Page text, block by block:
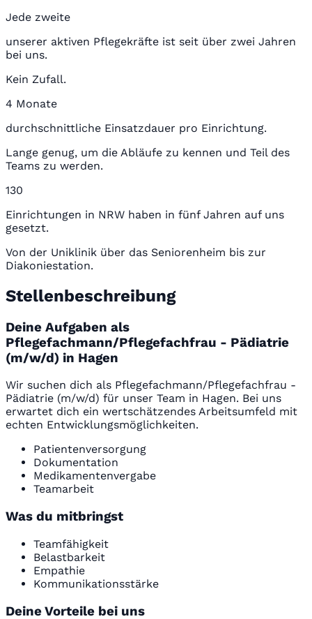
Jede zweite
unserer aktiven Pflegekräfte ist seit über zwei Jahren
bei uns.
Kein Zufall.
4 Monate
durchschnittliche Einsatzdauer pro Einrichtung.
Lange genug, um die Abläufe zu kennen und Teil des
Teams zu werden.
130
Einrichtungen in NRW haben in fünf Jahren auf uns
gesetzt.
Von der Uniklinik über das Seniorenheim bis zur
Diakoniestation.
Stellenbeschreibung
Deine Aufgaben als
Pflegefachmann/Pflegefachfrau - Pädiatrie
(m/w/d) in Hagen
Wir suchen dich als Pflegefachmann/Pflegefachfrau -
Pädiatrie (m/w/d) für unser Team in Hagen. Bei uns
erwartet dich ein wertschätzendes Arbeitsumfeld mit
echten Entwicklungsmöglichkeiten.
Patientenversorgung
Dokumentation
Medikamentenvergabe
Teamarbeit
Was du mitbringst
Teamfähigkeit
Belastbarkeit
Empathie
Kommunikationsstärke
Deine Vorteile bei uns